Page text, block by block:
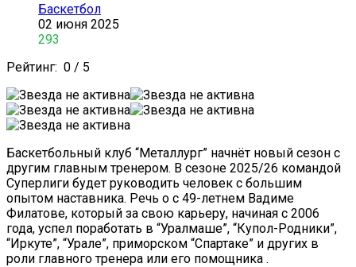
Баскетбол
02 июня 2025
293
Рейтинг: 0 / 5
Баскетбольный клуб “Металлург” начнёт новый сезон с
другим главным тренером. В сезоне 2025/26 командой
Суперлиги будет руководить человек с большим
опытом наставника. Речь о с 49-летнем Вадиме
Филатове, который за свою карьеру, начиная с 2006
года, успел поработать в “Уралмаше”, “Купол-Родники”,
“Иркуте”, “Урале”, приморском “Спартаке” и других в
роли главного тренера или его помощника .